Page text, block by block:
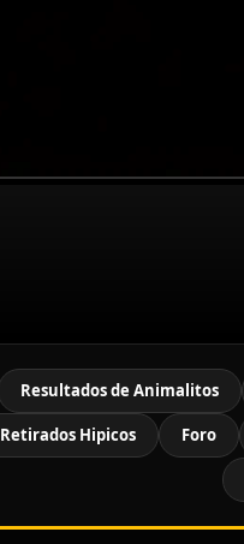
Resultados de Animalitos
Retirados Hipicos Foro